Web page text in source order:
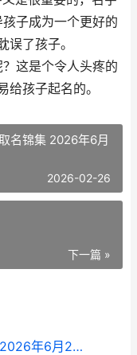
子成为一个更好的
误了孩子。
这是个令人头疼的
孩子起名的。
名锦集 2026年6月
2026-02-26
下一篇 »
2026年6月2日出生的男生取名 2026年6月2日出生的人